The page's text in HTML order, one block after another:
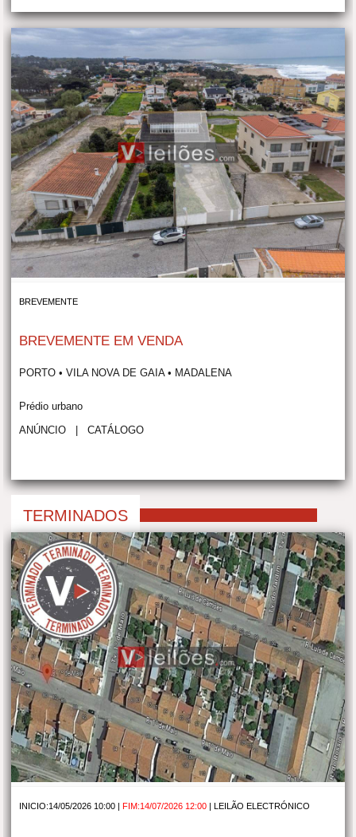
BREVEMENTE
BREVEMENTE EM VENDA
PORTO • VILA NOVA DE GAIA • MADALENA
Prédio urbano
ANÚNCIO |CATÁLOGO
TERMINADOS
INICIO:14/05/2026 10:00 |FIM:14/07/2026 12:00 |LEILÃO ELECTRÓNICO